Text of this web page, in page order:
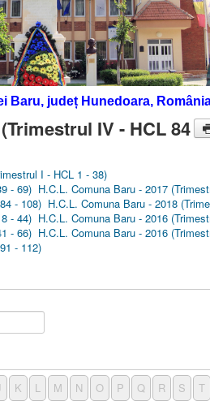
Baru, județ Hunedoara,
IV - HCL 84
I - HCL 1 - 38)
- 69) H.C.L. Comuna Baru - 2017
- 108) H.C.L. Comuna Baru - 2018
- 44) H.C.L. Comuna Baru - 2016
- 66) H.C.L. Comuna Baru - 2016
- 112)
K L M N O P Q R S T